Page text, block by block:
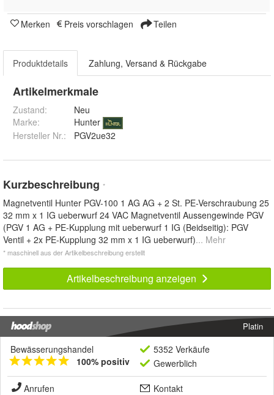
Merken Preis vorschlagen Teilen
Produktdetails Zahlung, Versand & Rückgabe
Artikelmerkmale
Zustand:
Neu
Marke:
Hunter
Hersteller Nr.:
PGV2ue32
Kurzbeschreibung *
Magnetventil Hunter PGV-100 1 AG AG + 2 St. PE-Verschraubung 25
32 mm x 1 IG ueberwurf 24 VAC Magnetventil Aussengewinde PGV
(PGV 1 AG + PE-Kupplung mit ueberwurf 1 IG (Beidseitig): PGV
Ventil + 2x PE-Kupplung 32 mm x 1 IG ueberwurf)... Mehr
* maschinell aus der Artikelbeschreibung erstellt
Artikelbeschreibung anzeigen
Platin
Bewässerungshandel
100% positiv
5352 Verkäufe
Gewerblich
Anrufen
Kontakt